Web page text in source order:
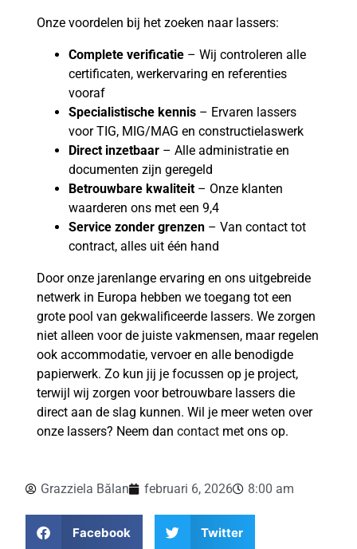
Onze voordelen bij het zoeken naar lassers:
Complete verificatie – Wij controleren alle
certificaten, werkervaring en referenties
vooraf
Specialistische kennis – Ervaren lassers
voor TIG, MIG/MAG en constructielaswerk
Direct inzetbaar – Alle administratie en
documenten zijn geregeld
Betrouwbare kwaliteit – Onze klanten
waarderen ons met een 9,4
Service zonder grenzen – Van contact tot
contract, alles uit één hand
Door onze jarenlange ervaring en ons uitgebreide
netwerk in Europa hebben we toegang tot een
grote pool van gekwalificeerde lassers. We zorgen
niet alleen voor de juiste vakmensen, maar regelen
ook accommodatie, vervoer en alle benodigde
papierwerk. Zo kun jij je focussen op je project,
terwijl wij zorgen voor betrouwbare lassers die
direct aan de slag kunnen. Wil je meer weten over
onze lassers? Neem dan contact met ons op.
Grazziela Bălan februari 6, 2026 8:00 am
Facebook Twitter